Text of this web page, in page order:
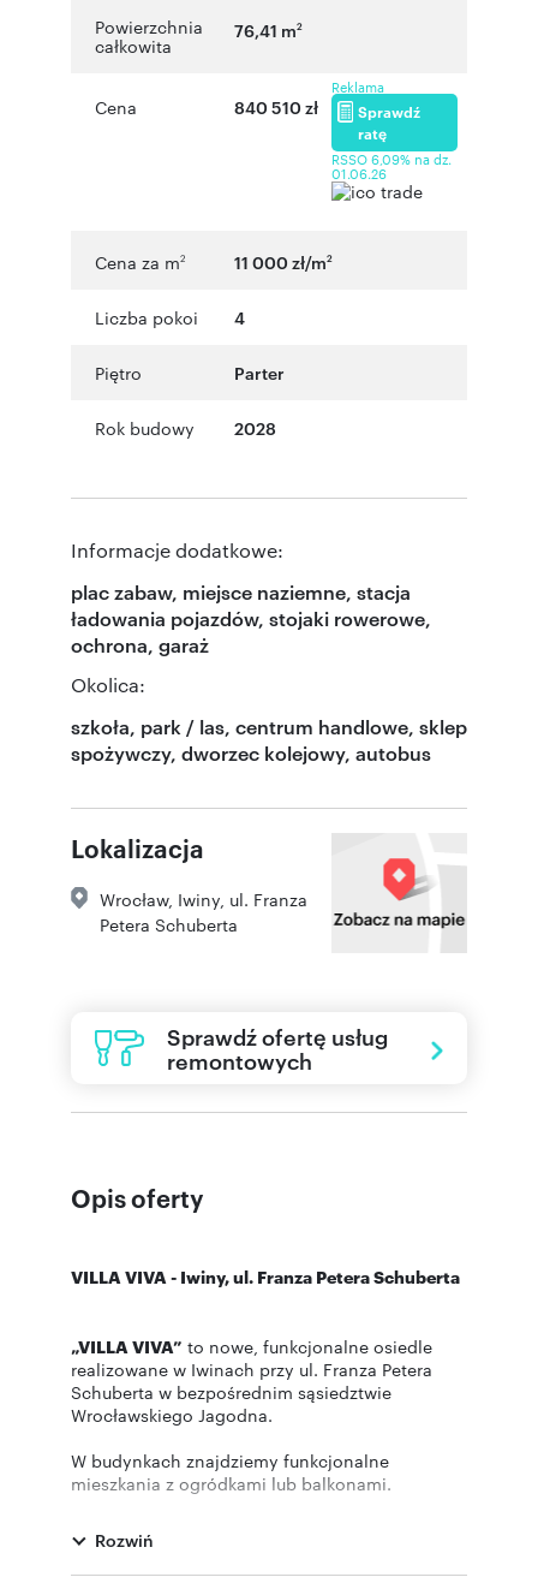
Powierzchnia
całkowita
76,41 m2
Cena 840 510 zł
Reklama
Sprawdź
ratę
RSSO 6,09% na dz.
01.06.26
Cena za m2 11 000 zł/m2
Liczba pokoi 4
Piętro Parter
Rok budowy 2028
Informacje dodatkowe:
plac zabaw, miejsce naziemne, stacja
ładowania pojazdów, stojaki rowerowe,
ochrona, garaż
Okolica:
szkoła, park / las, centrum handlowe, sklep
spożywczy, dworzec kolejowy, autobus
Lokalizacja
Wrocław, Iwiny ul. Franza
Petera Schuberta
Sprawdź ofertę usług
remontowych
Opis oferty
VILLA VIVA - Iwiny, ul. Franza Petera Schuberta
„VILLA VIVA” to nowe, funkcjonalne osiedle
realizowane w Iwinach przy ul. Franza Petera
Schuberta w bezpośrednim sąsiedztwie
Wrocławskiego Jagodna.
W budynkach znajdziemy funkcjonalne
mieszkania z ogródkami lub balkonami.
komunikację z centrum miasta którą umożliwia
linia kolejowa IWINY.
Rozwiń